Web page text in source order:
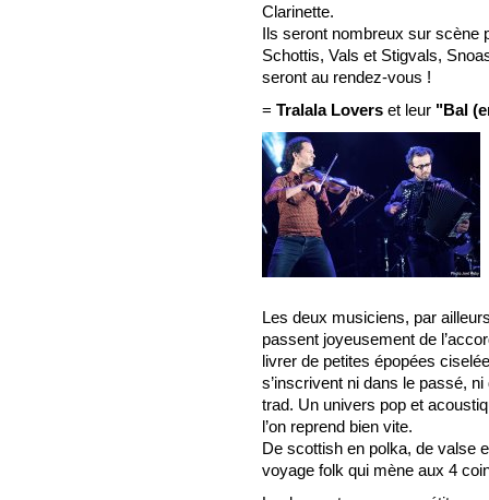
Clarinette.
Ils seront nombreux sur scène
Schottis, Vals et Stigvals,
seront au rendez-vous !
= Tralala Lovers et leur "Bal
Les deux musiciens, par
passent joyeusement de
livrer de petites épopées
s’inscrivent ni dans le passé,
trad. Un univers pop et
l’on reprend bien vite.
De scottish en polka, de valse
voyage folk qui mène aux 4